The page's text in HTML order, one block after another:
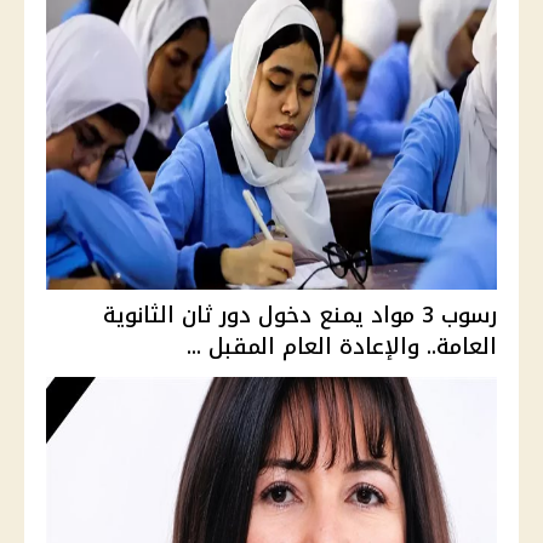
رسوب 3 مواد يمنع دخول دور ثان الثانوية
العامة.. والإعادة العام المقبل ...